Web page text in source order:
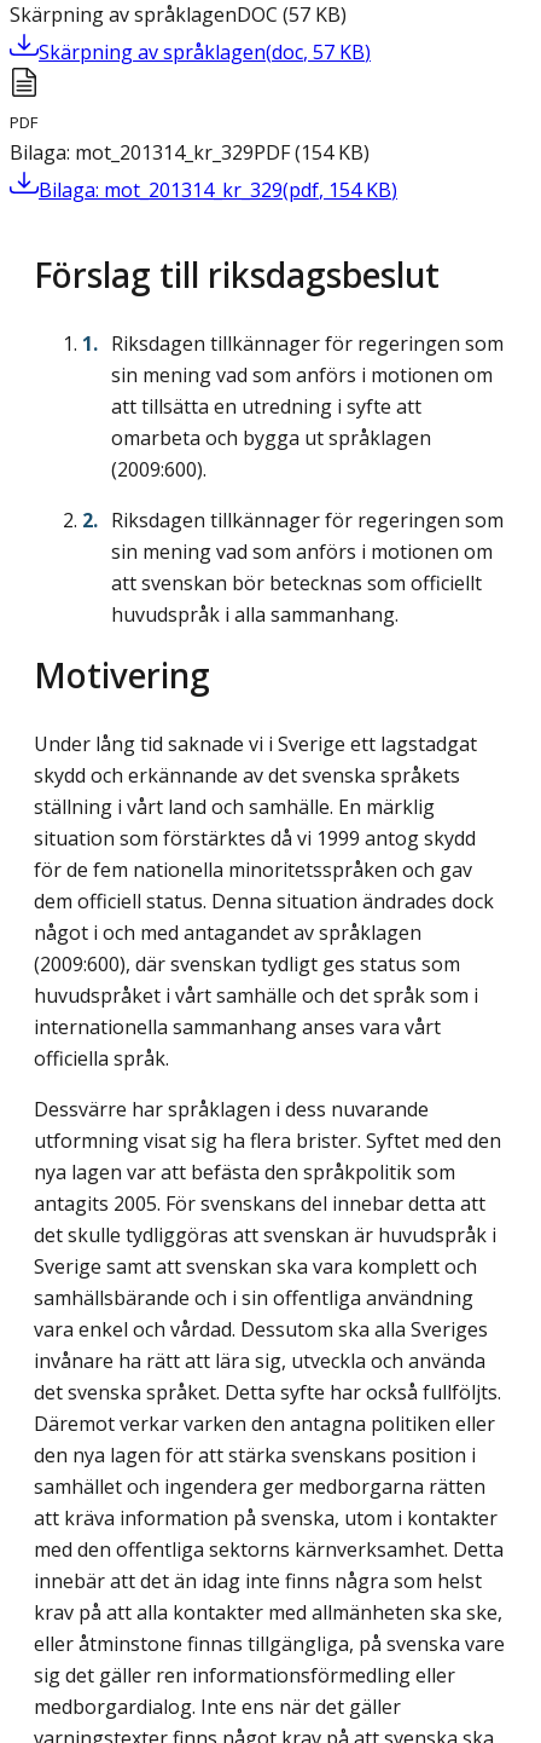
Skärpning av språklagenDOC (57 KB)
Skärpning av språklagen(doc, 57 KB)
PDF
Bilaga: mot_201314_kr_329PDF(154 KB)
Bilaga: mot_201314_kr_329(pdf, 154 KB)
Förslag till riksdagsbeslut
Riksdagen tillkännager för regeringen som
sin mening vad som anförs i motionen om
att tillsätta en utredning i syfte att
omarbeta och bygga ut språklagen
(2009:600).
Riksdagen tillkännager för regeringen som
sin mening vad som anförs i motionen om
att svenskan bör betecknas som officiellt
huvudspråk i alla sammanhang.
Motivering
Under lång tid saknade vi i Sverige ett lagstadgat
skydd och erkännande av det svenska språkets
ställning i vårt land och samhälle. En märklig
situation som förstärktes då vi 1999 antog skydd
för de fem nationella minoritetsspråken och gav
dem officiell status. Denna situation ändrades dock
något i och med antagandet av språklagen
(2009:600), där svenskan tydligt ges status som
huvudspråket i vårt samhälle och det språk som i
internationella sammanhang anses vara vårt
officiella språk.
Dessvärre har språklagen i dess nuvarande
utformning visat sig ha flera brister. Syftet med den
nya lagen var att befästa den språkpolitik som
antagits 2005. För svenskans del innebar detta att
det skulle tydliggöras att svenskan är huvudspråk i
Sverige samt att svenskan ska vara komplett och
samhällsbärande och i sin offentliga användning
vara enkel och vårdad. Dessutom ska alla Sveriges
invånare ha rätt att lära sig, utveckla och använda
det svenska språket. Detta syfte har också fullföljts.
Däremot verkar varken den antagna politiken eller
den nya lagen för att stärka svenskans position i
samhället och ingendera ger medborgarna rätten
att kräva information på svenska, utom i kontakter
med den offentliga sektorns kärnverksamhet. Detta
innebär att det än idag inte finns några som helst
krav på att alla kontakter med allmänheten ska ske,
eller åtminstone finnas tillgängliga, på svenska vare
sig det gäller ren informationsförmedling eller
medborgardialog. Inte ens när det gäller